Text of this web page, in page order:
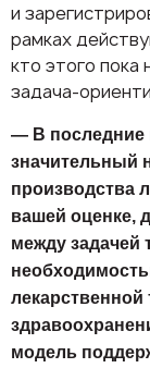
и
рамках
кто этого пока
задача-
— В последние
значительный
производства
вашей оценке,
между задачей
модель